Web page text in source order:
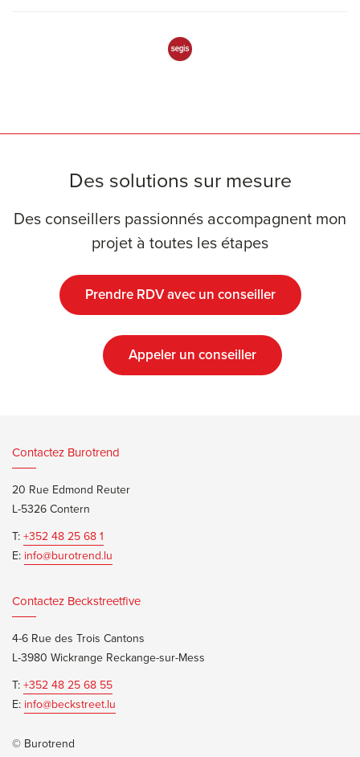
Des solutions sur mesure
Des conseillers passionnés accompagnent mon
projet à toutes les étapes
Prendre RDV avec un conseiller
Appeler un conseiller
Contactez Burotrend
20 Rue Edmond Reuter
L-5326 Contern
T:+352 48 25 68 1
E: info@burotrend.lu
Contactez Beckstreetfive
4-6 Rue des Trois Cantons
L-3980 Wickrange Reckange-sur-Mess
T:+352 48 25 68 55
E: info@beckstreet.lu
© Burotrend